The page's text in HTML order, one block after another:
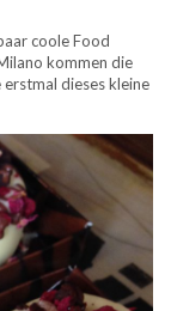
coole Food
kommen die
erstmal dieses kleine